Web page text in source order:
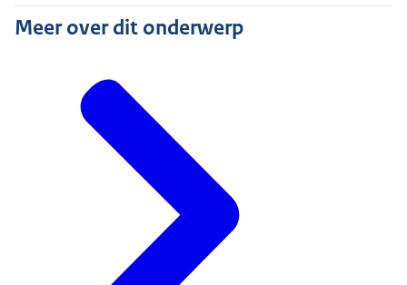
Meer over dit onderwerp